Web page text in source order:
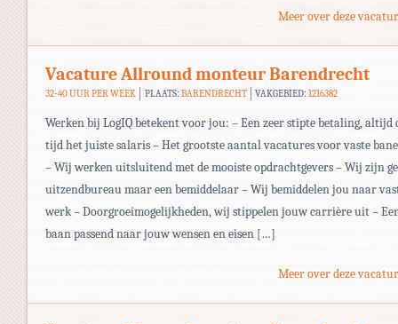
Meer over deze
Vacature Allround monteur Barendrecht
32-40 UUR PER WEEK PLAATS: BARENDRECHT VAKGEBIED:1216382
Werken bij LogIQ betekent voor jou: – Een zeer stipte betaling, altijd
tijd het juiste salaris – Het grootste aantal vacatures voor vaste
– Wij werken uitsluitend met de mooiste opdrachtgevers – Wij zijn
uitzendbureau maar een bemiddelaar – Wij bemiddelen jou naar
werk – Doorgroeimogelijkheden, wij stippelen jouw carrière uit –
baan passend naar jouw wensen en eisen […]
Meer over deze